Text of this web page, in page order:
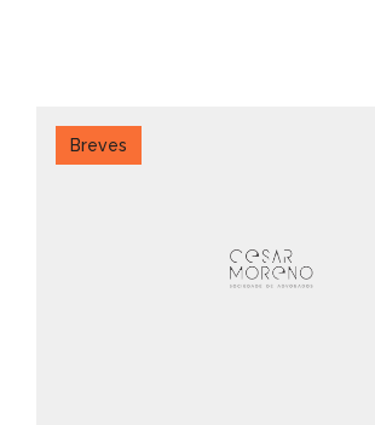
Breves